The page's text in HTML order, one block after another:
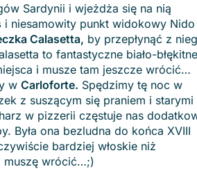
Sardynii i wjeżdża się na nią
i niesamowity punkt widokowy Nido
Calasetta, by przepłynąć z
to fantastyczne biało-błękitne
i musze tam jeszcze wrócić…
w Carloforte. Spędzimy tę noc w
z suszącym się praniem i starymi
w pizzerii częstuje nas
Była ona bezludna do końca XVIII
bardziej włoskie niż
muszę wrócić…;)